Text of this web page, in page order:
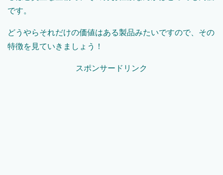
です。
どうやらそれだけの価値はある製品みたいですので、その
特徴を見ていきましょう！
スポンサードリンク